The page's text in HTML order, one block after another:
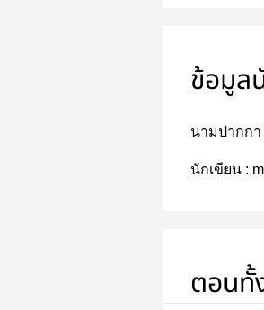
ข้อมูล
นามปากกา
นักเขียน :
ตอนทั้